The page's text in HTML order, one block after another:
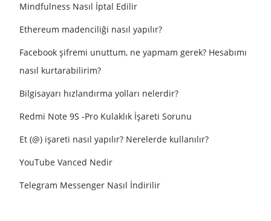
Mindfulness Nasıl İptal Edilir
Ethereum madenciliği nasıl yapılır?
Facebook şifremi unuttum, ne yapmam gerek? Hesabımı
nasıl kurtarabilirim?
Bilgisayarı hızlandırma yolları nelerdir?
Redmi Note 9S -Pro Kulaklık İşareti Sorunu
Et (@) işareti nasıl yapılır? Nerelerde kullanılır?
YouTube Vanced Nedir
Telegram Messenger Nasıl İndirilir